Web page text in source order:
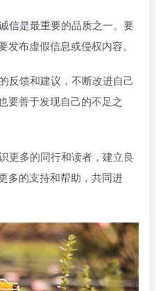
信是最重要的品质之一。要
布虚假信息或侵权内容。
反馈和建议，不断改进自己
要善于发现自己的不足之
更多的同行和读者，建立良
多的支持和帮助，共同进